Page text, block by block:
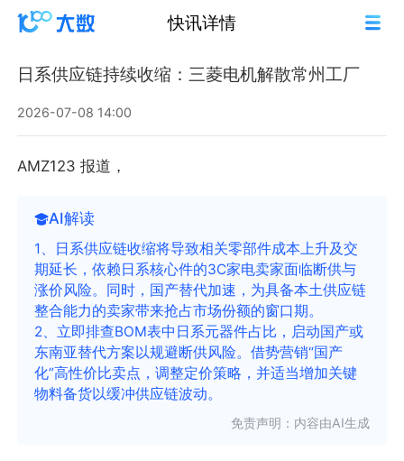
快讯详情
日系供应链持续收缩：三菱电机解散常州工厂
2026-07-08 14:00
AMZ123 报道，
AI解读
1、日系供应链收缩将导致相关零部件成本上升及交
期延长，依赖日系核心件的3C家电卖家面临断供与
涨价风险。同时，国产替代加速，为具备本土供应链
整合能力的卖家带来抢占市场份额的窗口期。
2、立即排查BOM表中日系元器件占比，启动国产或
东南亚替代方案以规避断供风险。借势营销“国产
化”高性价比卖点，调整定价策略，并适当增加关键
物料备货以缓冲供应链波动。
免责声明：内容由AI生成